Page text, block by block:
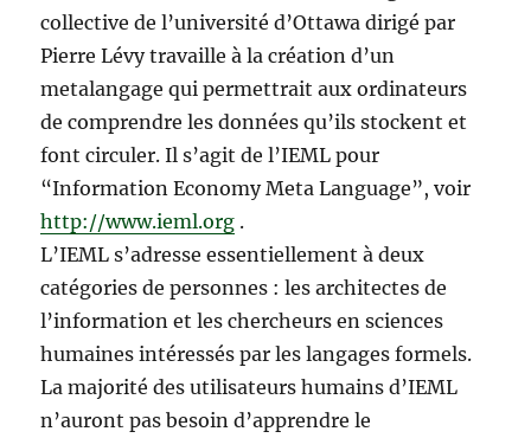
collective de l’université d’Ottawa dirigé par
Pierre Lévy travaille à la création d’un
metalangage qui permettrait aux ordinateurs
de comprendre les données qu’ils stockent et
font circuler. Il s’agit de l’IEML pour
“Information Economy Meta Language”, voir
http://www.ieml.org .
L’IEML s’adresse essentiellement à deux
catégories de personnes : les architectes de
l’information et les chercheurs en sciences
humaines intéressés par les langages formels.
La majorité des utilisateurs humains d’IEML
n’auront pas besoin d’apprendre le